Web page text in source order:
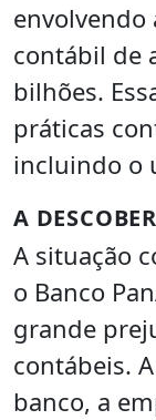
contábil de
bilhões.
práticas
incluindo o
A
A situação
o Banco
grande
contábeis.
banco, a